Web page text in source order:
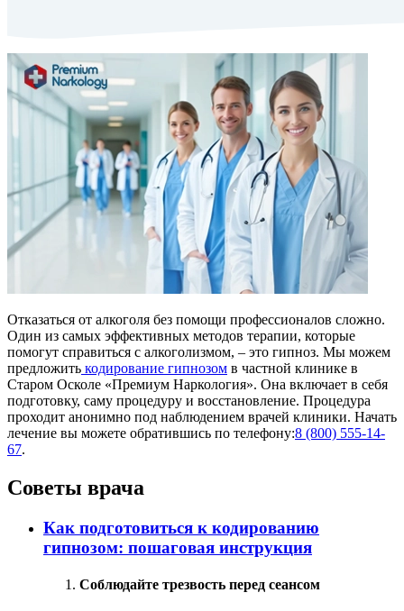
Отказаться от алкоголя без помощи профессионалов сложно.
Один из самых эффективных методов терапии, которые
помогут справиться с алкоголизмом, – это гипноз. Мы можем
предложить кодирование гипнозом в частной клинике в
Старом Осколе «Премиум Наркология». Она включает в себя
подготовку, саму процедуру и восстановление. Процедура
проходит анонимно под наблюдением врачей клиники. Начать
лечение вы можете обратившись по телефону:8 (800) 555-14-
67.
Советы врача
Как подготовиться к кодированию
гипнозом: пошаговая инструкция
Соблюдайте трезвость перед сеансом